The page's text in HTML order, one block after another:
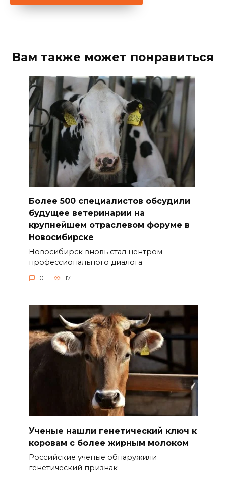
Вам также может понравиться
Более 500 специалистов обсудили
будущее ветеринарии на
крупнейшем отраслевом форуме в
Новосибирске
Новосибирск вновь стал центром
профессионального диалога
0 17
Ученые нашли генетический ключ к
коровам с более жирным молоком
Российские ученые обнаружили
генетический признак